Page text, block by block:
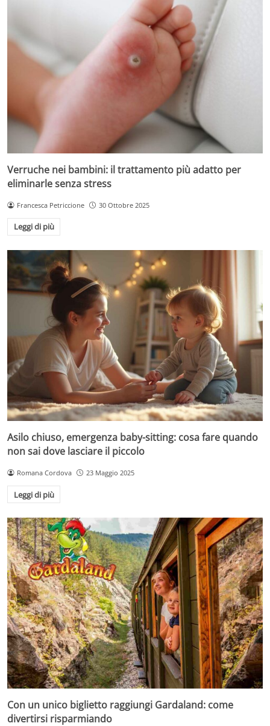
Verruche nei bambini: il trattamento più adatto per
eliminarle senza stress
Francesca Petriccione 30 Ottobre 2025
Leggi di più
Asilo chiuso, emergenza baby-sitting: cosa fare quando
non sai dove lasciare il piccolo
Romana Cordova 23 Maggio 2025
Leggi di più
Con un unico biglietto raggiungi Gardaland: come
divertirsi risparmiando